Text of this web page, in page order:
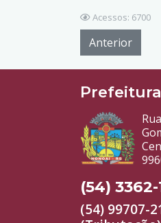
Acessos: 6700
Anterior
(54)
(54) 99707-